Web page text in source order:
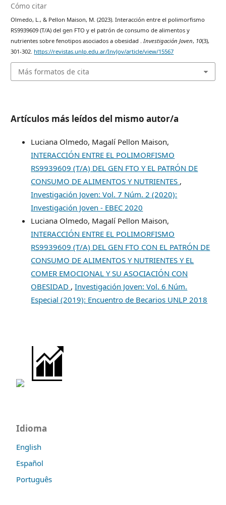
Cómo citar
Olmedo, L., & Pellon Maison, M. (2023). Interacción entre el polimorfismo
RS9939609 (T/A) del gen FTO y el patrón de consumo de alimentos y
nutrientes sobre fenotipos asociados a obesidad . Investigación Joven, 10(3),
301-302. https://revistas.unlp.edu.ar/InvJov/article/view/15567
Más formatos de cita
Artículos más leídos del mismo autor/a
Luciana Olmedo, Magalí Pellon Maison,
INTERACCIÓN ENTRE EL POLIMORFISMO
RS9939609 (T/A) DEL GEN FTO Y EL PATRÓN DE
CONSUMO DE ALIMENTOS Y NUTRIENTES ,
Investigación Joven: Vol. 7 Núm. 2 (2020):
Investigación Joven - EBEC 2020
Luciana Olmedo, Magalí Pellon Maison,
INTERACCIÓN ENTRE EL POLIMORFISMO
RS9939609 (T/A) DEL GEN FTO CON EL PATRÓN DE
CONSUMO DE ALIMENTOS Y NUTRIENTES Y EL
COMER EMOCIONAL Y SU ASOCIACIÓN CON
OBESIDAD ,Investigación Joven: Vol. 6 Núm.
Especial (2019): Encuentro de Becarios UNLP 2018
Idioma
English
Español
Português